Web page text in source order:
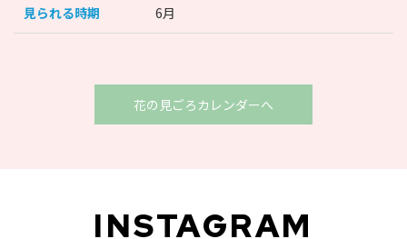
見られる時期 6月
花の見ごろカレンダーへ
INSTAGRAM